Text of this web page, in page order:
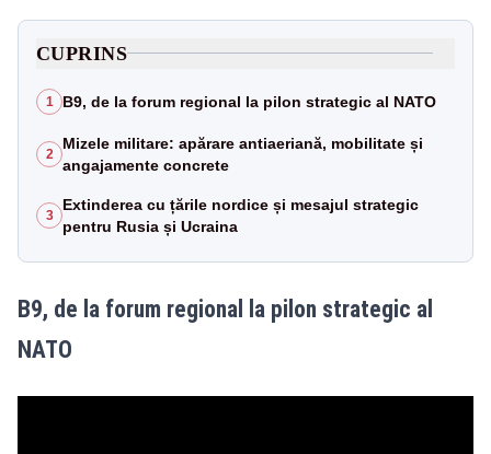
CUPRINS
1 B9, de la forum regional la pilon strategic al NATO
2
Mizele militare: apărare antiaeriană, mobilitate și
angajamente concrete
3
Extinderea cu țările nordice și mesajul strategic
pentru Rusia și Ucraina
B9, de la forum regional la pilon strategic al
NATO